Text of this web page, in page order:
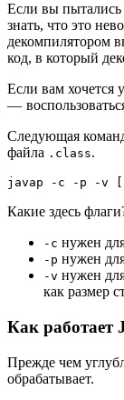
Если вы
знать, что это
декомпилятором
код, в который
Если вам хочется
—
Следующая
файла .class.
javap -c -p -v
Какие здесь
-c нужен
-p нужен
-v нужен
как размер
Как работает
Прежде чем
обрабатывает.